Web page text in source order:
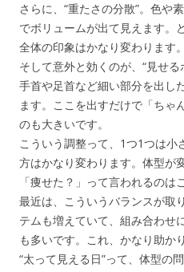
さらに、“重たさの分散”。色や
でボリュームが出て見えます。
全体の印象はかなり変わります。
そして意外と効くのが、“見せる
手首や足首など細い部分を出し
ます。ここを出すだけで「ちゃ
のも大きいです。
こういう調整って、1つ1つは小
方はかなり変わります。体型が
「痩せた？」って言われるのは
最近は、こういうバランスが取
テムも増えていて、組み合わせ
も多いです。これ、かなり助か
“太って見える日”って、体型の